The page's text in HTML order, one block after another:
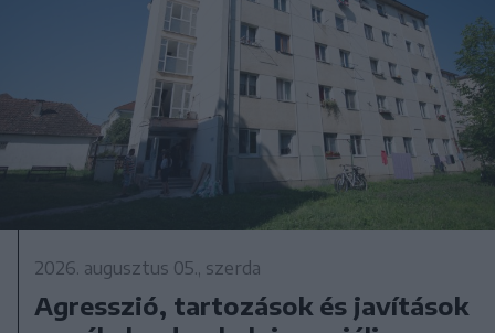
2026. augusztus 05., szerda
Agresszió, tartozások és javítások